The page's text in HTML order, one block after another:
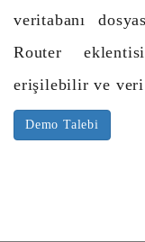
veritabanı
Router
erişilebilir ve veri
Demo Talebi